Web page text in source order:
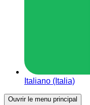
Italiano (Italia)
Ouvrir le menu principal